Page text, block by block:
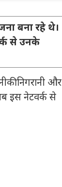
बना रहे थे।
से उनके
निगरानी और
इस नेटवर्क से